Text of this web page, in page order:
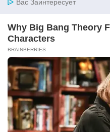
держа внучку за
а женщина смотрела
Как будто знала. Как
стояла с чемоданом
сбежав из дома, где
потому что всё
Алла впервые за два